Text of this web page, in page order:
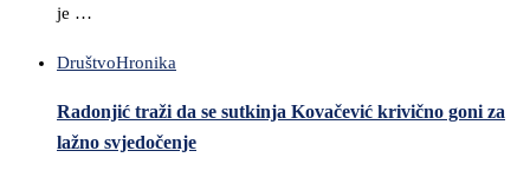
je …
DruštvoHronika
Radonjić traži da se sutkinja Kovačević krivično goni za
lažno svjedočenje